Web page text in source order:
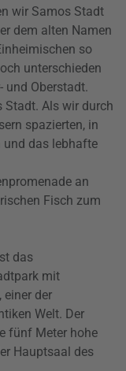
wir Samos Stadt
dem alten Namen
so
unterschieden
und Oberstadt.
Stadt. Als wir durch
spazierten, in
und das lebhafte
an
Fisch zum
das
mit
, einer der
Welt. Der
fünf Meter hohe
Hauptsaal des